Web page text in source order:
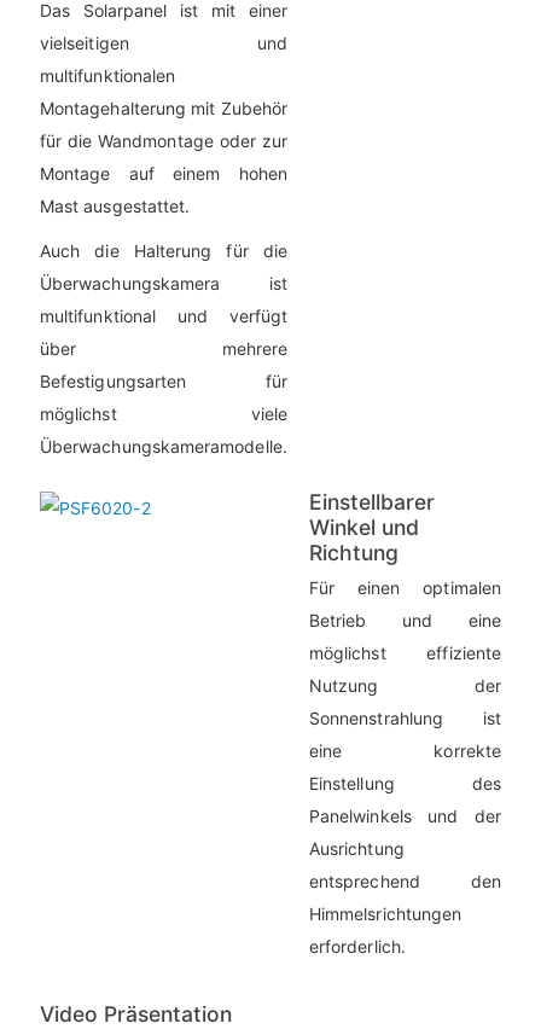
Das Solarpanel ist mit einer
vielseitigen und
multifunktionalen
Montagehalterung mit Zubehör
für die Wandmontage oder zur
Montage auf einem hohen
Mast ausgestattet.
Auch die Halterung für die
Überwachungskamera ist
multifunktional und verfügt
über mehrere
Befestigungsarten für
möglichst viele
Überwachungskameramodelle.
Einstellbarer
Winkel und
Richtung
Für einen optimalen
Betrieb und eine
möglichst effiziente
Nutzung der
Sonnenstrahlung ist
eine korrekte
Einstellung des
Panelwinkels und der
Ausrichtung
entsprechend den
Himmelsrichtungen
erforderlich.
Video Präsentation